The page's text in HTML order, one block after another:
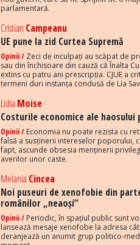
parlamentară.
Cristian Campeanu
UE pune la zid Curtea Supremă
Opinii / Zeci de inculpați au scăpat de
sau din închisoare din cauză că Înalta
extins cu patru ani prescripția. CJUE a
termeni duri instanța condusă de Lia
Lidia Moise
Costurile economice ale haosului
Opinii / Economia nu poate rezista cu
falsă a susținerii intereselor poporului,
fapt, ascunde obsesia menținerii
averilor unor caste.
Melania Cincea
Noi puseuri de xenofobie din
românilor „neaoși”
Opinii / Periodic, în spațiul public sunt
lansează mesaje xenofobe la adresa
deranjează un anumit grup politico-